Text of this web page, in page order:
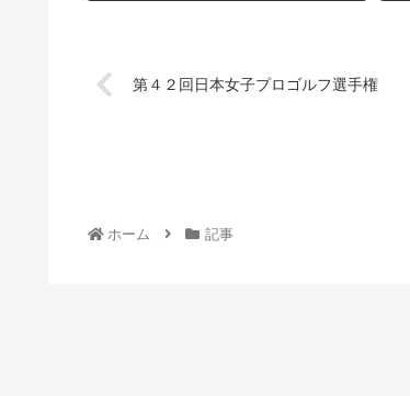
第４２回日本女子プロゴルフ選手権
ホーム 記事